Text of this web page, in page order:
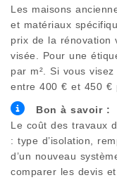
Les maisons
et matériaux
prix de la rénovation
visée. Pour une
par m². Si vous
entre 400 € et 450 €
Bon à savoir :
Le coût des travaux
: type d’isolation,
d’un nouveau
comparer les devis